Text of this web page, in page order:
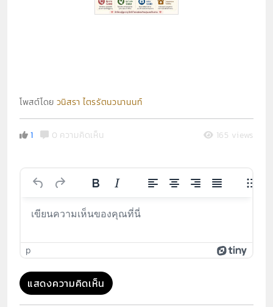
โพสต์โดย วนิสรา ไตรรัตนวนานนท์
1 0 ความคิดเห็น 165 views
p
แสดงความคิดเห็น